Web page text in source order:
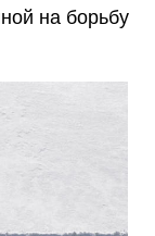
на борьбу